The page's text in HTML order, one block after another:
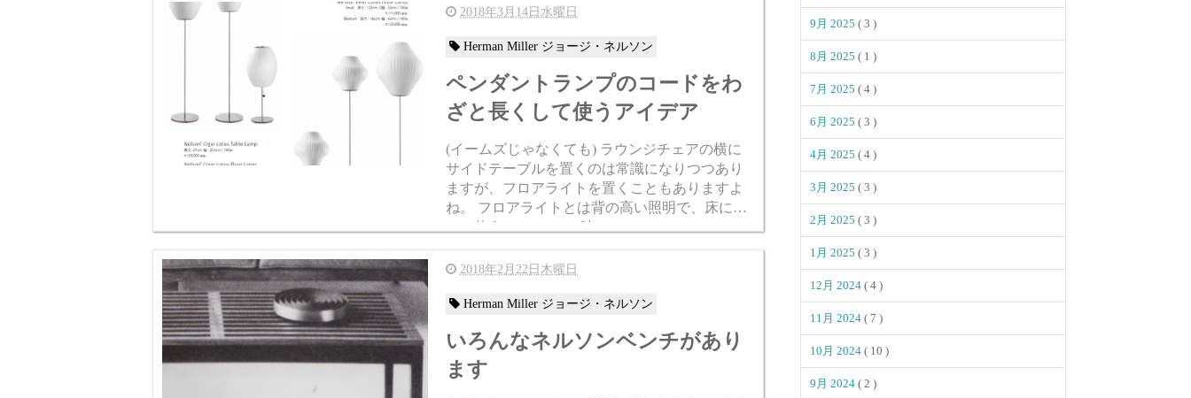
2018年3月14日水曜日
Herman Miller ジョージ・ネルソン
ペンダントランプのコードをわ
ざと長くして使うアイデア
(イームズじゃなくても) ラウンジチェアの横に
サイドテーブルを置くのは常識になりつつあり
ますが、フロアライトを置くこともありますよ
ね。 フロアライトとは背の高い照明で、床に置
いて使う・・・ この時の http://blog.casestudyna
goya....
2018年2月22日木曜日
Herman Miller ジョージ・ネルソン
いろんなネルソンベンチがあり
ます
9月 2025 ( 3 )
8月 2025 ( 1 )
7月 2025 ( 4 )
6月 2025 ( 3 )
4月 2025 ( 4 )
3月 2025 ( 3 )
2月 2025 ( 3 )
1月 2025 ( 3 )
12月 2024 ( 4 )
11月 2024 ( 7 )
10月 2024 ( 10 )
9月 2024 ( 2 )